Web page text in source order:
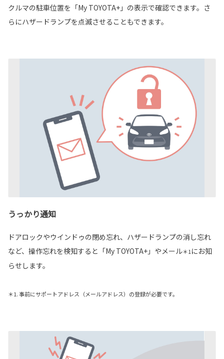
クルマの駐車位置を「My TOYOTA+」の表示で確認できます。さ
らにハザードランプを点滅させることもできます。
うっかり通知
ドアロックやウインドゥの閉め忘れ、ハザードランプの消し忘れ
など、操作忘れを検知すると「My TOYOTA+」やメール＊1 にお知
らせします。
＊1. 事前にサポートアドレス（メールアドレス）の登録が必要です。